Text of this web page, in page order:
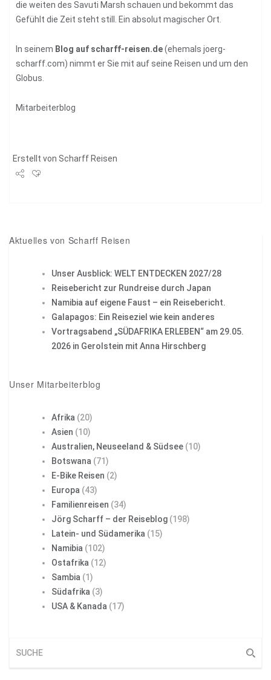
die weiten des Savuti Marsh schauen und bekommt das
Gefühlt die Zeit steht still. Ein absolut magischer Ort.
In seinem Blog auf scharff-reisen.de(ehemals joerg-
scharff.com) nimmt er Sie mit auf seine Reisen und um den
Globus.
Mitarbeiterblog
Erstellt von Scharff Reisen
+1
Aktuelles von Scharff Reisen
Unser Ausblick: WELT ENTDECKEN 2027/28
Reisebericht zur Rundreise durch Japan
Namibia auf eigene Faust – ein Reisebericht.
Galapagos: Ein Reiseziel wie kein anderes
Vortragsabend „SÜDAFRIKA ERLEBEN“ am 29.05.
2026 in Gerolstein mit Anna Hirschberg
Unser Mitarbeiterblog
Afrika (20)
Asien (10)
Australien, Neuseeland & Südsee (10)
Botswana (71)
E-Bike Reisen (2)
Europa (43)
Familienreisen (34)
Jörg Scharff – der Reiseblog (198)
Latein- und Südamerika (15)
Namibia (102)
Ostafrika (12)
Sambia (1)
Südafrika (3)
USA & Kanada (17)